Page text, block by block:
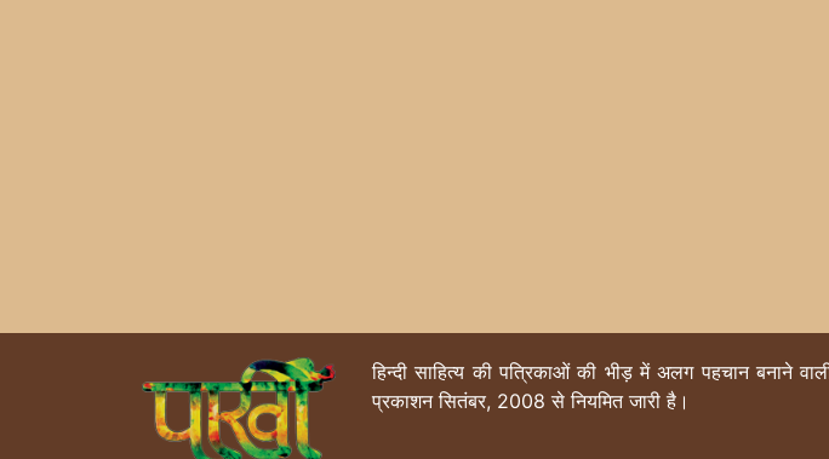
हिन्दी साहित्य की पत्रिकाओं की भीड़ में अलग पहचान बनाने
प्रकाशन सितंबर, 2008 से नियमित जारी है।